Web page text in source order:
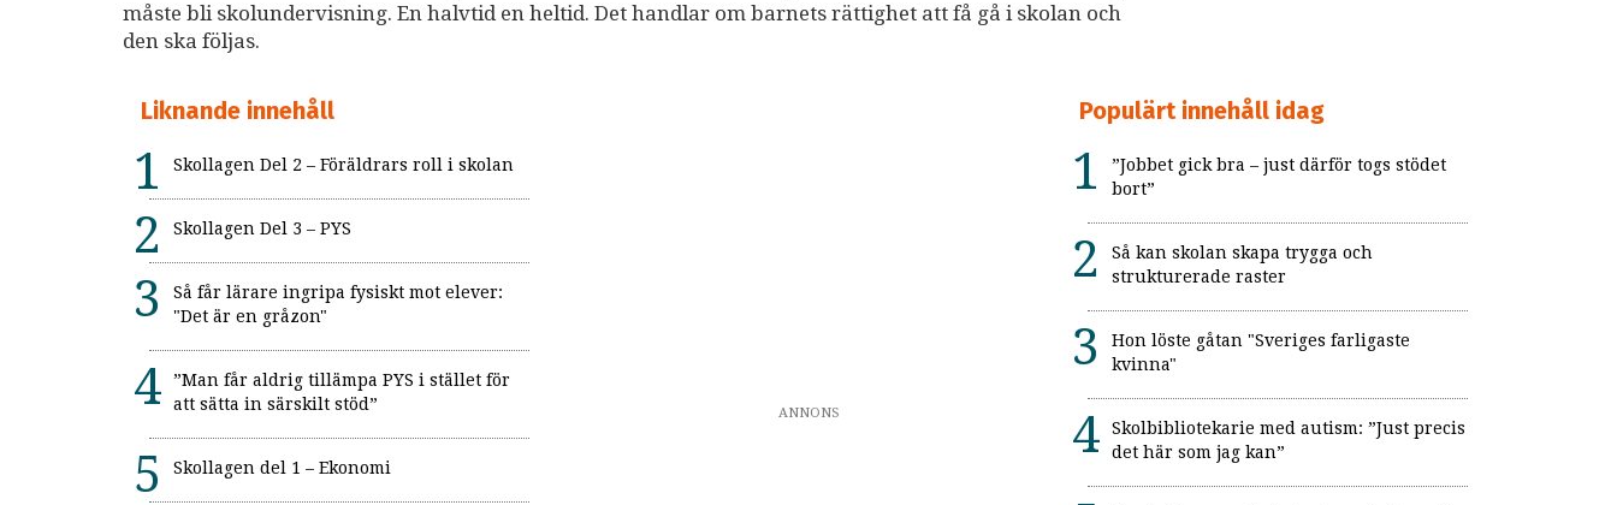
måste bli skolundervisning. En halvtid en heltid. Det handlar om barnets rättighet att få gå i skolan och
den ska följas.
Liknande innehåll
Skollagen Del 2 – Föräldrars roll i skolan
Skollagen Del 3 – PYS
Så får lärare ingripa fysiskt mot elever:
"Det är en gråzon"
”Man får aldrig tillämpa PYS i stället för
att sätta in särskilt stöd”
Skollagen del 1 – Ekonomi
ANNONS
Populärt innehåll idag
”Jobbet gick bra – just därför togs stödet
bort”
Så kan skolan skapa trygga och
strukturerade raster
Hon löste gåtan "Sveriges farligaste
kvinna"
Skolbibliotekarie med autism: ”Just precis
det här som jag kan”